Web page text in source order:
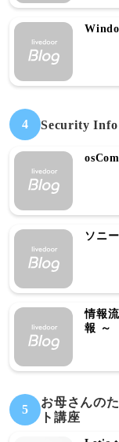
4 Security Info
ソニ
情報
報 ～
5
お母さんの
ト講座